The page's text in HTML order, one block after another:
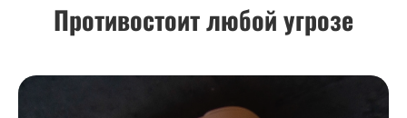
Противостоит любой угрозе